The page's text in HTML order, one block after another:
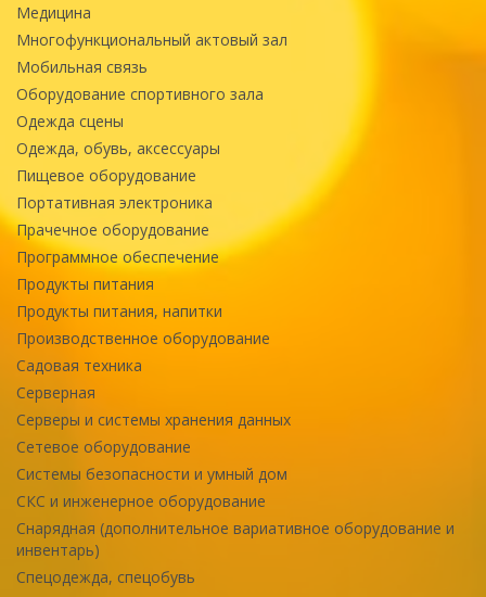
Медицина
Многофункциональный актовый зал
Мобильная связь
Оборудование спортивного зала
Одежда сцены
Одежда, обувь, аксессуары
Пищевое оборудование
Портативная электроника
Прачечное оборудование
Программное обеспечение
Продукты питания
Продукты питания, напитки
Производственное оборудование
Садовая техника
Серверная
Серверы и системы хранения данных
Сетевое оборудование
Системы безопасности и умный дом
СКС и инженерное оборудование
Снарядная (дополнительное вариативное оборудование и
инвентарь)
Спецодежда, спецобувь